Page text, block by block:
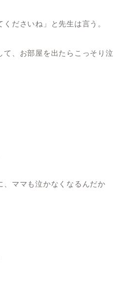
くださいね」と先生は言う。
て、お部屋を出たらこっそり泣
、ママも泣かなくなるんだか